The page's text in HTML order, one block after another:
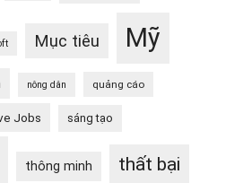
Mục tiêu Mỹ
nông dân quảng cáo
Jobs sáng tạo
thông minh thất bại